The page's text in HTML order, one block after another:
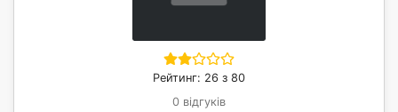
Рейтинг: 26 з 80
0 відгуків